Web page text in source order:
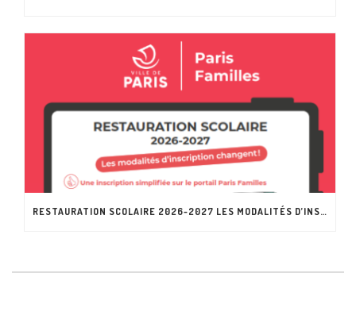
RESTAURATION SCOLAIRE 2026-2027 LES MODALITÉS D’INSCRIPTION CHANGENT !